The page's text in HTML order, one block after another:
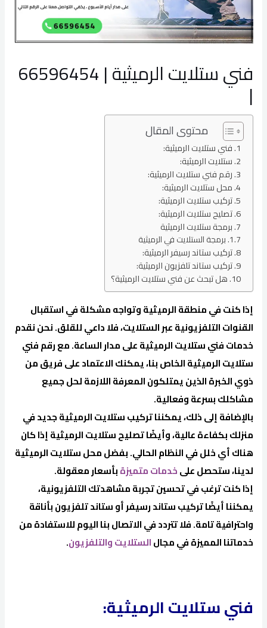
فني ستلايت الرميثية | 66596454
|
محتوى المقال
فني ستلايت الرميثية:
ستلايت الرميثية:
رقم فني ستلايت الرميثية:
محل ستلايت الرميثية:
تركيب ستلايت الرميثية:
تصليح ستلايت الرميثية:
برمجة ستلايت الرميثية
برمجة الستلايت في الرميثية
تركيب ستاند رسيفر الرميثية:
تركيب ستاند تلفزيون الرميثية:
هل تبحث عن فني ستلايت الرميثية؟
إذا كنت في منطقة الرميثية وتواجه مشكلة في استقبال
القنوات التلفزيونية عبر الستلايت، فلا داعي للقلق. نحن نقدم
خدمات فني ستلايت الرميثية على مدار الساعة. مع رقم فني
ستلايت الرميثية الخاص بنا، يمكنك الاعتماد على فريق من
ذوي الخبرة الذين يمتلكون المعرفة اللازمة لحل جميع
مشاكلك بسرعة وفعالية.
بالإضافة إلى ذلك، يمكننا تركيب ستلايت الرميثية جديد في
منزلك بكفاءة عالية، وأيضًا تصليح ستلايت الرميثية إذا كان
هناك أي خلل في النظام الحالي. بفضل محل ستلايت الرميثية
لدينا، ستحصل علىخدمات متميزةبأسعار معقولة.
إذا كنت ترغب في تحسين تجربة مشاهدتك التلفزيونية،
يمكننا أيضًا تركيب ستاند رسيفر أو ستاند تلفزيون بأناقة
واحترافية تامة. فلا تتردد في الاتصال بنا اليوم للاستفادة من
خدماتنا المميزة في مجالالستلايت والتلفزيون.
فني ستلايت الرميثية: